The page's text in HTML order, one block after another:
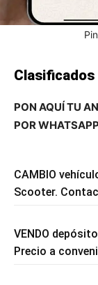
Clasificados
PON AQUÍ TU
POR
CAMBIO
Scooter.
VENDO
Precio a